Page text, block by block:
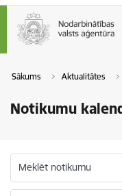
Sākums Aktualitātes
Notikumu
Meklēt notikumu